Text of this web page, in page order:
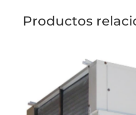
Productos